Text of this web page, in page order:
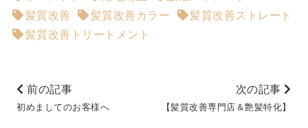
髪質改善
髪質改善カラー
髪質改善ストレート
髪質改善トリートメント
前の記事
初めましてのお客様へ
次の記事
【髪質改善専門店＆艶髪特化】